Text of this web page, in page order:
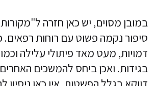
במובן מסוים, יש כאן חזרה
סיפור נקמה פשוט עם רוחות
דמויות, מעט מאד פיתולי עלילה
בגידות. ואכן ביחס להמשכים